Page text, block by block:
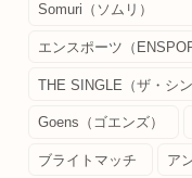
Somuri（ソムリ）
エンスポーツ（
THE SINGLE（ザ・シン
Goens（ゴエンズ）
ブライトマッチ ア